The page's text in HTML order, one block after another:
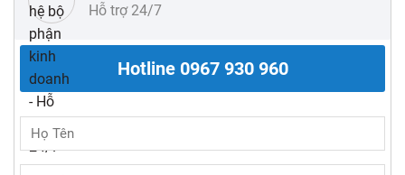
Hỗ trợ 24/7
Hotline 0967 930 960